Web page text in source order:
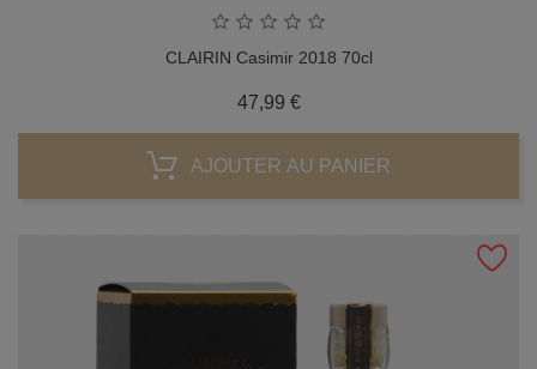
CLAIRIN Casimir 2018 70cl
47,99 €Prix
AJOUTER AU PANIER